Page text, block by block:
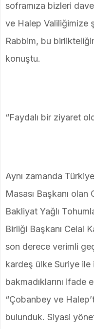
soframıza bizleri
ve Halep Valiliğimize
Rabbim, bu
konuştu.
“Faydalı bir ziyaret
Aynı zamanda
Masası Başkanı
Bakliyat Yağlı
Birliği Başkanı Celal
son derece verimli
kardeş ülke Suriye ile
bakmadıklarını
“Çobanbey ve
bulunduk. Siyasi